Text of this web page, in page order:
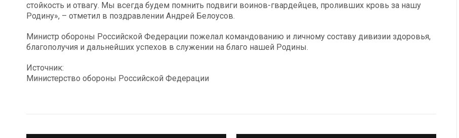
стойкость и отвагу. Мы всегда будем помнить подвиги воинов-гвардейцев, проливших кровь за нашу
Родину», – отметил в поздравлении Андрей Белоусов.
Министр обороны Российской Федерации пожелал командованию и личному составу дивизии здоровья,
благополучия и дальнейших успехов в служении на благо нашей Родины.
Источник:
Министерство обороны Российской Федерации